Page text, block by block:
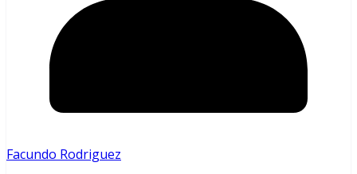
Facundo Rodriguez